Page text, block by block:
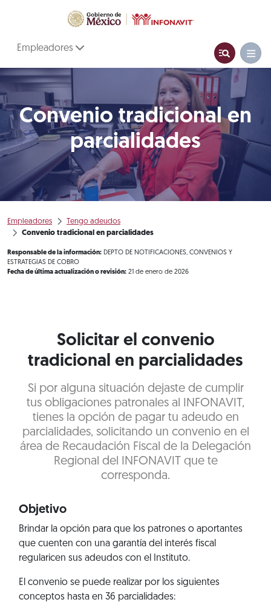
Empleadores
Convenio tradicional en
parcialidades
Empleadores
Tengo adeudos
Convenio tradicional en parcialidades
Responsable de la información: DEPTO DE NOTIFICACIONES, CONVENIOS Y
ESTRATEGIAS DE COBRO
Fecha de última actualización o revisión: 21 de enero de 2026
Solicitar el convenio
tradicional en parcialidades
Si por alguna situación dejaste de cumplir
tus obligaciones patronales al INFONAVIT,
tienes la opción de pagar tu adeudo en
parcialidades, solicitando un convenio en el
área de Recaudación Fiscal de la Delegación
Regional del INFONAVIT que te
corresponda.
Objetivo
Brindar la opción para que los patrones o aportantes
que cuenten con una garantía del interés fiscal
regularicen sus adeudos con el Instituto.
El convenio se puede realizar por los siguientes
conceptos hasta en 36 parcialidades: